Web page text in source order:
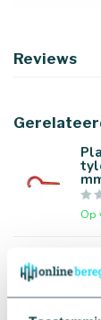
Reviews
Op